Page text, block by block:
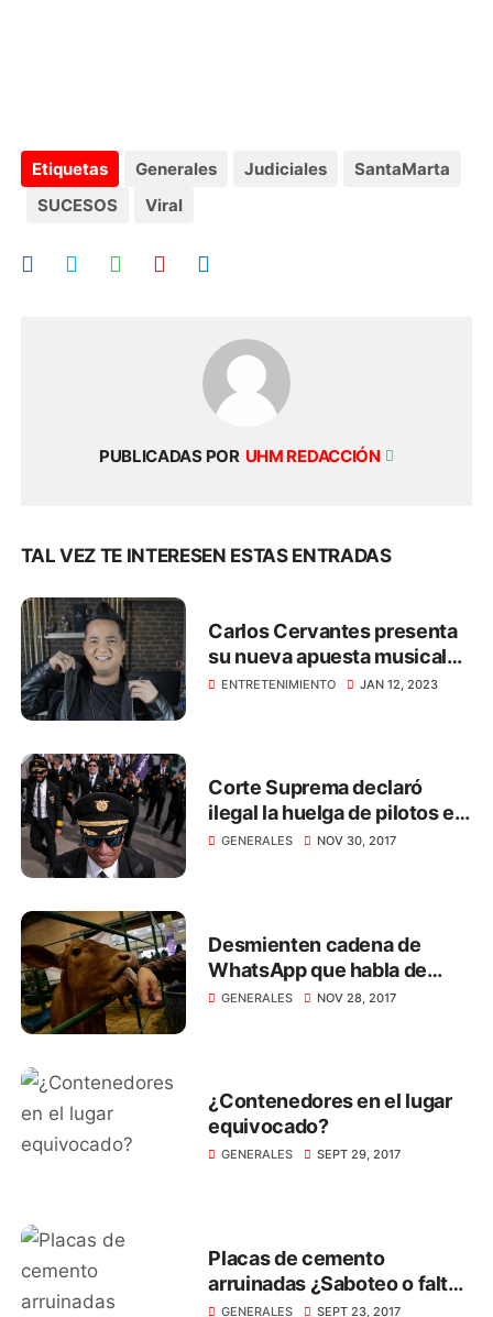
Etiquetas Generales Judiciales
SantaMarta
SUCESOS
Viral
PUBLICADAS POR UHM REDACCIÓN
TAL VEZ TE INTERESEN ESTAS ENTRADAS
Carlos Cervantes presenta
su nueva apuesta musical
titulada ‘El Tenampa’
ENTRETENIMIENTO JAN 12, 2023
Corte Suprema declaró
ilegal la huelga de pilotos en
Avianca
GENERALES NOV 30, 2017
Desmienten cadena de
WhatsApp que habla de
lácteos contaminados con
GENERALES NOV 28, 2017
¿Contenedores en el lugar
equivocado?
GENERALES SEPT 29, 2017
Placas de cemento
arruinadas ¿Saboteo o falta
de sentido de pertenencia?
GENERALES SEPT 23, 2017